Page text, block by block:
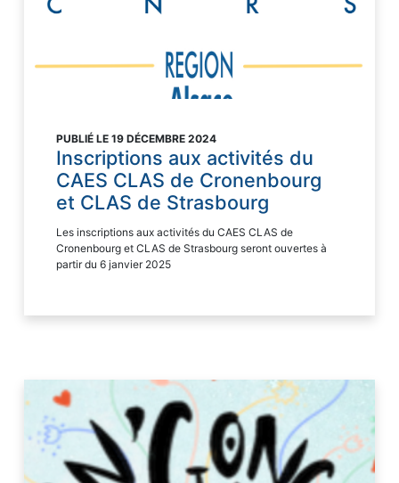
PUBLIÉ LE 19 DÉCEMBRE 2024
Inscriptions aux activités du
CAES CLAS de Cronenbourg
et CLAS de Strasbourg
Les inscriptions aux activités du CAES CLAS de
Cronenbourg et CLAS de Strasbourg seront ouvertes à
partir du 6 janvier 2025